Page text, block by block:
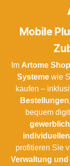
Mobile
Im Artome Shop
Systeme wie
kaufen –
bequem
profitieren Sie
Verwaltung